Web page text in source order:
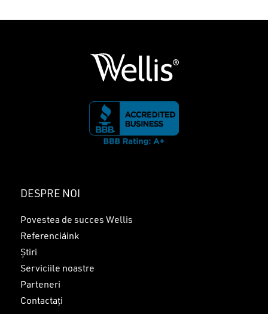
DESPRE NOI
Povestea de succes Wellis
Referenciáink
Știri
Serviciile noastre
Parteneri
Contactați